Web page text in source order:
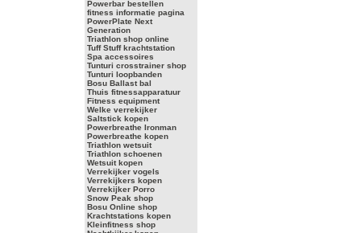
Powerbar bestellen
fitness informatie pagina
PowerPlate Next
Generation
Triathlon shop online
Tuff Stuff krachtstation
Spa accessoires
Tunturi crosstrainer shop
Tunturi loopbanden
Bosu Ballast bal
Thuis fitnessapparatuur
Fitness equipment
Welke verrekijker
Saltstick kopen
Powerbreathe Ironman
Powerbreathe kopen
Triathlon wetsuit
Triathlon schoenen
Wetsuit kopen
Verrekijker vogels
Verrekijkers kopen
Verrekijker Porro
Snow Peak shop
Bosu Online shop
Krachtstations kopen
Kleinfitness shop